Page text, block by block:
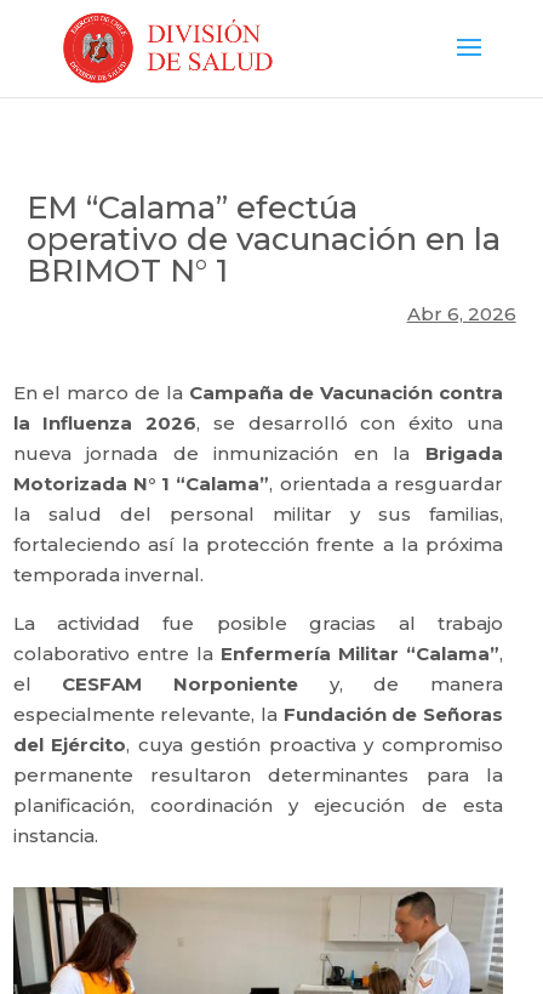
EM “Calama” efectúa
operativo de vacunación en la
BRIMOT N° 1
Abr 6, 2026
​En el marco de la Campaña de Vacunación contra
la Influenza 2026, se desarrolló con éxito una
nueva jornada de inmunización en la Brigada
Motorizada N° 1 “Calama”, orientada a resguardar
la salud del personal militar y sus familias,
fortaleciendo así la protección frente a la próxima
temporada invernal.
La actividad fue posible gracias al trabajo
colaborativo entre la Enfermería Militar “Calama”,
el CESFAM Norponientey, de manera
especialmente relevante, la Fundación de Señoras
del Ejército, cuya gestión proactiva y compromiso
permanente resultaron determinantes para la
planificación, coordinación y ejecución de esta
instancia.